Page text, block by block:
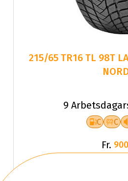
215/65 TR16 TL 98T
9
C C
Fr.